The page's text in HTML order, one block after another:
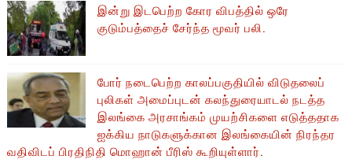
இன்று இடபெற்ற கோர விபத்தில் ஒரே
குடும்பத்தைச் சேர்ந்த மூவர் பலி.
போர் நடைபெற்ற காலப்பகுதியில் ​​விடுதலைப்
புலிகள் அமைப்புடன் கலந்துரையாடல் நடத்த
இலங்கை அரசாங்கம் முயற்சிகளை எடுத்ததாக
ஐக்கிய நாடுகளுக்கான இலங்கையின் நிரந்தர
வதிவிடப் பிரதிநிதி மொஹான் பீரிஸ் கூறியுள்ளார்.